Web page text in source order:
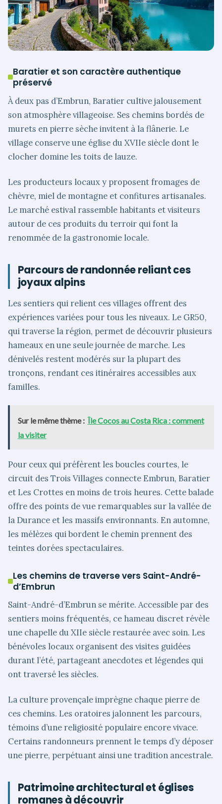
Baratier et son caractère authentique
préservé
À deux pas d’Embrun, Baratier cultive jalousement
son atmosphère villageoise. Ses chemins bordés de
murets en pierre sèche invitent à la flânerie. Le
village conserve une église du XVIIe siècle dont le
clocher domine les toits de lauze.
Les producteurs locaux y proposent fromages de
chèvre, miel de montagne et confitures artisanales.
Le marché estival rassemble habitants et visiteurs
autour de ces produits du terroir qui font la
renommée de la gastronomie locale.
Parcours de randonnée reliant ces
joyaux alpins
Les sentiers qui relient ces villages offrent des
expériences variées pour tous les niveaux. Le GR50,
qui traverse la région, permet de découvrir plusieurs
hameaux en une seule journée de marche. Les
dénivelés restent modérés sur la plupart des
tronçons, rendant ces itinéraires accessibles aux
familles.
Sur le même thème : Île Cocos au Costa Rica : comment
la visiter
Pour ceux qui préfèrent les boucles courtes, le
circuit des Trois Villages connecte Embrun, Baratier
et Les Crottes en moins de trois heures. Cette balade
offre des points de vue remarquables sur la vallée de
la Durance et les massifs environnants. En automne,
les mélèzes qui bordent le chemin prennent des
teintes dorées spectaculaires.
Les chemins de traverse vers Saint-André-
d’Embrun
Saint-André-d’Embrun se mérite. Accessible par des
sentiers moins fréquentés, ce hameau discret révèle
une chapelle du XIIe siècle restaurée avec soin. Les
bénévoles locaux organisent des visites guidées
durant l’été, partageant anecdotes et légendes qui
ont traversé les siècles.
La culture provençale imprègne chaque pierre de
ces chemins. Les oratoires jalonnent les parcours,
témoins d’une religiosité populaire encore vivace.
Certains randonneurs prennent le temps d’y déposer
une pierre, perpétuant ainsi une tradition ancestrale.
Patrimoine architectural et églises
romanes à découvrir